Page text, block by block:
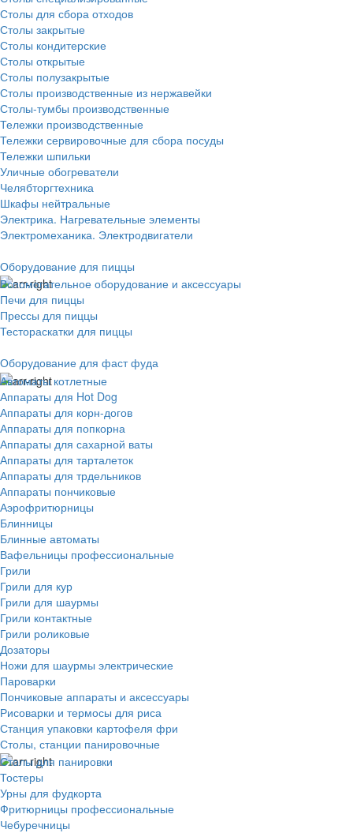
Столы для сбора отходов
Столы закрытые
Столы кондитерские
Столы открытые
Столы полузакрытые
Столы производственные из нержавейки
Столы-тумбы производственные
Тележки производственные
Тележки сервировочные для сбора посуды
Тележки шпильки
Уличные обогреватели
Челябторгтехника
Шкафы нейтральные
Электрика. Нагревательные элементы
Электромеханика. Электродвигатели
Оборудование для пиццы
Вспомогательное оборудование и аксессуары
Печи для пиццы
Прессы для пиццы
Тестораскатки для пиццы
Оборудование для фаст фуда
Автоматы котлетные
Аппараты для Hot Dog
Аппараты для корн-догов
Аппараты для попкорна
Аппараты для сахарной ваты
Аппараты для тарталеток
Аппараты для трдельников
Аппараты пончиковые
Аэрофритюрницы
Блинницы
Блинные автоматы
Вафельницы профессиональные
Грили
Грили для кур
Грили для шаурмы
Грили контактные
Грили роликовые
Дозаторы
Ножи для шаурмы электрические
Пароварки
Пончиковые аппараты и аксессуары
Рисоварки и термосы для риса
Станция упаковки картофеля фри
Столы, станции панировочные
Столы для панировки
Тостеры
Урны для фудкорта
Фритюрницы профессиональные
Чебуречницы